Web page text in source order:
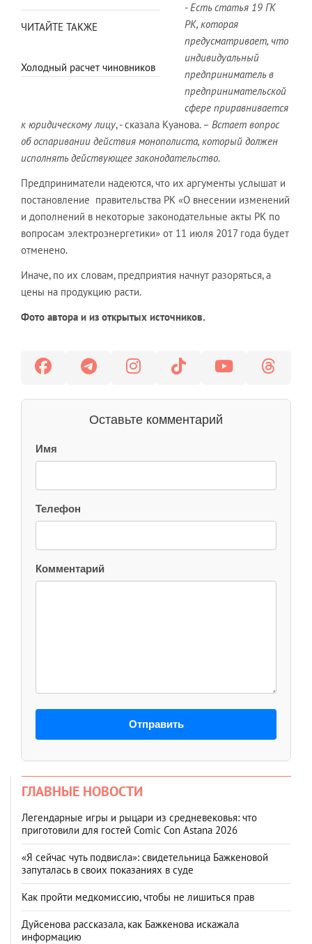
ЧИТАЙТЕ ТАКЖЕ
Холодный расчет чиновников
-Есть статья 19 ГК
РК, которая
предусматривает, что
индивидуальный
предприниматель в
предпринимательской
сфере приравнивается
к юридическому лицу, - сказала Куанова. – Встает вопрос
об оспаривании действия монополиста, который должен
исполнять действующее законодательство.
Предприниматели надеются, что их аргументы услышат и
постановление правительства РК «О внесении изменений
и дополнений в некоторые законодательные акты РК по
вопросам электроэнергетики» от 11 июля 2017 года будет
отменено.
Иначе, по их словам, предприятия начнут разоряться, а
цены на продукцию расти.
Фото автора и из открытых источников.
Оставьте комментарий
Имя
Телефон
Комментарий
Отправить
ГЛАВНЫЕ НОВОСТИ
Легендарные игры и рыцари из средневековья: что
приготовили для гостей Comic Con Astana 2026
«Я сейчас чуть подвисла»: свидетельница Бажкеновой
запуталась в своих показаниях в суде
Как пройти медкомиссию, чтобы не лишиться прав
Дуйсенова рассказала, как Бажкенова искажала
информацию